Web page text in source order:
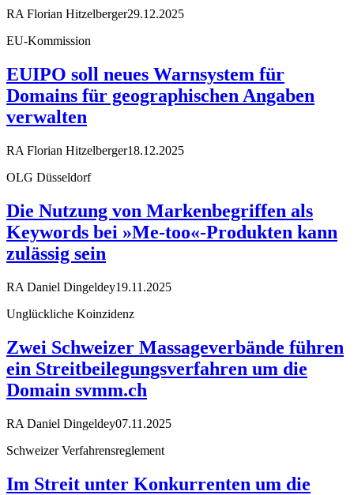
RA Florian Hitzelberger29.12.2025
EU-Kommission
EUIPO soll neues Warnsystem für
Domains für geographischen Angaben
verwalten
RA Florian Hitzelberger18.12.2025
OLG Düsseldorf
Die Nutzung von Markenbegriffen als
Keywords bei »Me-too«-Produkten kann
zulässig sein
RA Daniel Dingeldey19.11.2025
Unglückliche Koinzidenz
Zwei Schweizer Massageverbände führen
ein Streitbeilegungsverfahren um die
Domain svmm.ch
RA Daniel Dingeldey07.11.2025
Schweizer Verfahrensreglement
Im Streit unter Konkurrenten um die